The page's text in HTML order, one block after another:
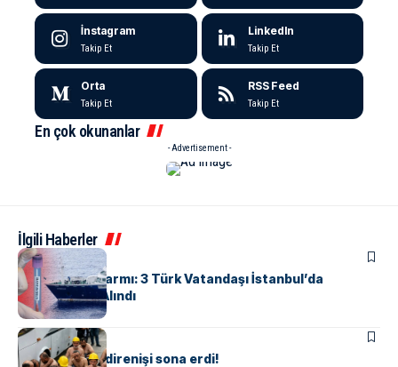
İnstagram
Takip Et
LinkedIn
Takip Et
Orta
Takip Et
RSS Feed
Takip Et
En çok okunanlar
- Advertisement -
İlgili Haberler
MANŞET TÜRKIYE
Hantavirüs Alarmı: 3 Türk Vatandaşı İstanbul’da
Karantinaya Alındı
MANŞET TÜRKIYE
Madencilerin direnişi sona erdi!